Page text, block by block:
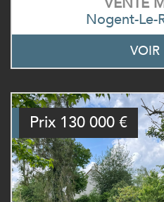
Nogent-Le-
VOIR
Prix 130 000 €